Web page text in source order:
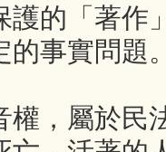
護的「著作
的事實問題
權，屬於民